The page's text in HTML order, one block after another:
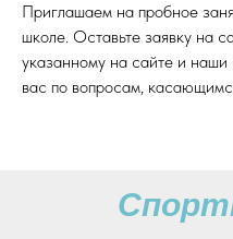
Приглашаем на пробное
школе. Оставьте заявку на
указанному на сайте и наши
вас по вопросам,